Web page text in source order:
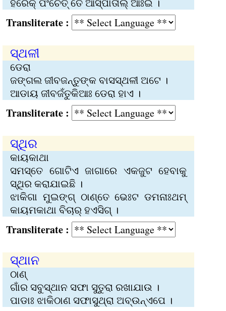
ହରେକ୍‌ ପଂଚେତ୍‌ ତେ ଆସ୍‌ପାତାଲ୍‌ ଆଃଇ ।
:
ସ୍ଥଳୀ
ଡେରା
ଜଙ୍ଗଲ ଜୀବଜନ୍ତୁଙ୍କ ବାସସ୍ଥଳୀ ଅଟେ ।
ଆଡାୟ ଜୀବଜଁତୁକିଆଃ ଡେରା ହାଏ ।
:
ସ୍ଥିର
କାୟକାଥା
ସମସ୍ତେ ଗୋଟିଏ ଜାଗାରେ ଏକଜୁଟ ହେବାକୁ
ସ୍ଥିର କରାଯାଇଛି ।
ଝାକିଗା ମୁଇଙ୍ଗ୍ ଠାଣ୍‌ତେ ଭେଃଟ ଡମନାଃଥମ୍‌
କାୟମକାଥା ବିଚାର୍‌ ହଏସିଗ୍‌ ।
:
ସ୍ଥାନ
ଠାଣ୍‌
ଗାଁର ସବୁସ୍ଥାନ ସଫା ସୁତୁରା ରଖାଯାଉ ।
ପାଡାଃ ଝାକିଠାଣ ସଫାସୁଥ୍‌ରା ଅବ୍‌ଉନ୍‌ଏପେ ।